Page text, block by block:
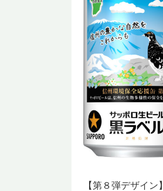
【第８弾デザイン】